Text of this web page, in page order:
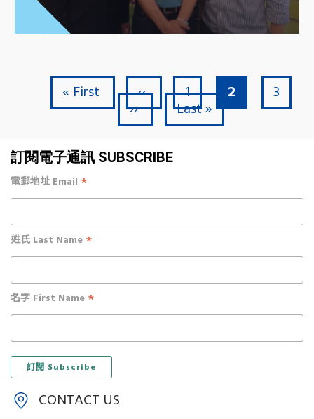
PaginationFirst page
« First Previous page
‹‹ Page
1 Current page
2 Page
3
Next page
›› Last page
Last »
訂閱電子通訊 SUBSCRIBE
電郵地址 Email *
姓氏 Last Name *
名字 First Name *
CONTACT US